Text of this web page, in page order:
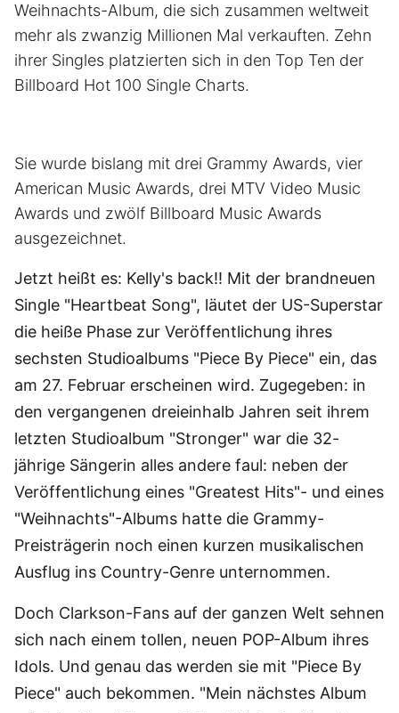
Weihnachts-Album, die sich zusammen weltweit
mehr als zwanzig Millionen Mal verkauften. Zehn
ihrer Singles platzierten sich in den Top Ten der
Billboard Hot 100 Single Charts.
Sie wurde bislang mit drei Grammy Awards, vier
American Music Awards, drei MTV Video Music
Awards und zwölf Billboard Music Awards
ausgezeichnet.
Jetzt heißt es: Kelly's back!! Mit der brandneuen
Single "Heartbeat Song", läutet der US-Superstar
die heiße Phase zur Veröffentlichung ihres
sechsten Studioalbums "Piece By Piece" ein, das
am 27. Februar erscheinen wird. Zugegeben: in
den vergangenen dreieinhalb Jahren seit ihrem
letzten Studioalbum "Stronger" war die 32-
jährige Sängerin alles andere faul: neben der
Veröffentlichung eines "Greatest Hits"- und eines
"Weihnachts"-Albums hatte die Grammy-
Preisträgerin noch einen kurzen musikalischen
Ausflug ins Country-Genre unternommen.
Doch Clarkson-Fans auf der ganzen Welt sehnen
sich nach einem tollen, neuen POP-Album ihres
Idols. Und genau das werden sie mit "Piece By
Piece" auch bekommen. "Mein nächstes Album